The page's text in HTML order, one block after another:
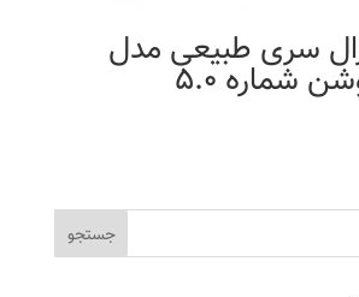
سری طبیعی مدل
شماره 5.0